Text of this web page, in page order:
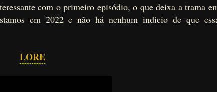
com o primeiro episódio, o que deixa a trama
em 2022 e não há nenhum indicio de que
LORE